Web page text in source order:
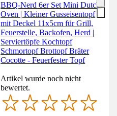
BBQ-Nerd 6er Set Mini Dutch
Oven | Kleiner Gusseisentopf
mit Deckel 11x5cm für Grill,
Feuerstelle, Backofen, Herd |
Serviertöpfe Kochtopf
Schmortopf Brottopf Bräter
Cocotte - Feuerfester Topf
Artikel wurde noch nicht
bewertet.